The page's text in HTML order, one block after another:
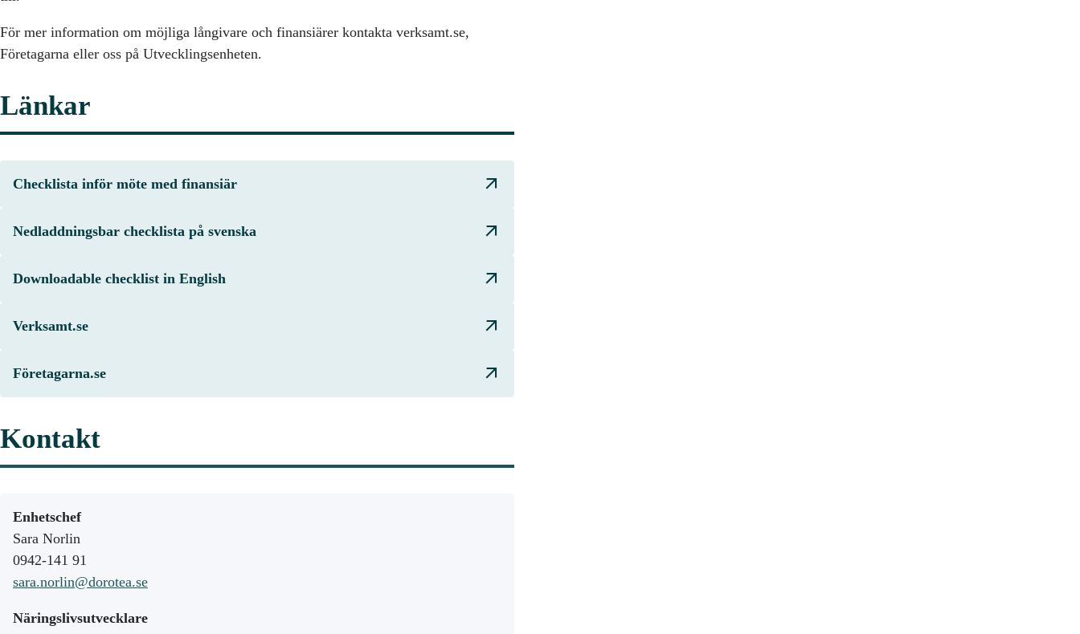
För mer information om möjliga långivare och finansiärer kontakta verksamt.se,
Företagarna eller oss på Utvecklingsenheten.
Länkar
Checklista inför möte med finansiär
Nedladdningsbar checklista på svenska
Downloadable checklist in English
Verksamt.se
Företagarna.se
Kontakt
Enhetschef
Sara Norlin
0942-141 91
sara.norlin@dorotea.se
Näringslivsutvecklare